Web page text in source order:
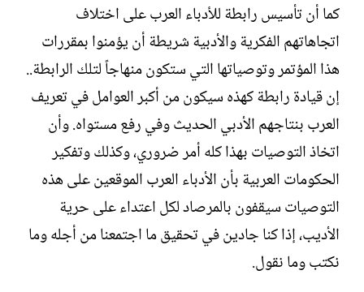
كما أن تأسيس رابطة للأدباء العرب على اختلاف
اتجاهاتهم الفكرية والأدبية شريطة أن يؤمنوا بمقررات
هذا المؤتمر وتوصياتها التي ستكون منهاجاً لتلك الرابطة..
إن قيادة رابطة كهذه سيكون من أكبر العوامل في تعريف
العرب بنتاجهم الأدبي الحديث وفي رفع مستواه. وأن
اتخاذ التوصيات بهذا كله أمر ضروري، وكذلك وتفكير
الحكومات العربية بأن الأدباء العرب الموقعين على هذه
التوصيات سيقفون بالمرصاد لكل اعتداء على حرية
الأديب، إذا كنا جادين في تحقيق ما اجتمعنا من أجله وما
نكتب وما نقول.‏